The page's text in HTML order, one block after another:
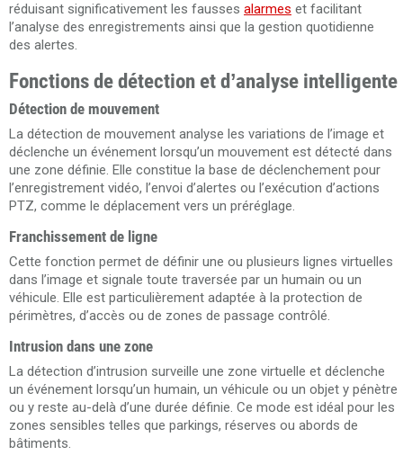
réduisant significativement les fausses alarmes et facilitant
l’analyse des enregistrements ainsi que la gestion quotidienne
des alertes.
Fonctions de détection et d’analyse intelligente
Détection de mouvement
La détection de mouvement analyse les variations de l’image et
déclenche un événement lorsqu’un mouvement est détecté dans
une zone définie. Elle constitue la base de déclenchement pour
l’enregistrement vidéo, l’envoi d’alertes ou l’exécution d’actions
PTZ, comme le déplacement vers un préréglage.
Franchissement de ligne
Cette fonction permet de définir une ou plusieurs lignes virtuelles
dans l’image et signale toute traversée par un humain ou un
véhicule. Elle est particulièrement adaptée à la protection de
périmètres, d’accès ou de zones de passage contrôlé.
Intrusion dans une zone
La détection d’intrusion surveille une zone virtuelle et déclenche
un événement lorsqu’un humain, un véhicule ou un objet y pénètre
ou y reste au-delà d’une durée définie. Ce mode est idéal pour les
zones sensibles telles que parkings, réserves ou abords de
bâtiments.